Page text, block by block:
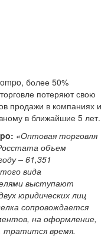
более 50%
потеряют свою
продажи в компаниях и
в ближайшие 5 лет.
«Оптовая торговля
объем
– 61,351
вида
выступают
юридических лиц
сопровождается
на оформление,
тратится время.